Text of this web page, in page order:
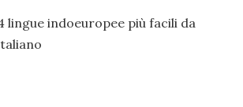
lingue indoeuropee più facili da